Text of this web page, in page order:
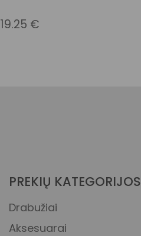
19.25 €
PREKIŲ KATEGORIJOS
Drabužiai
Aksesuarai